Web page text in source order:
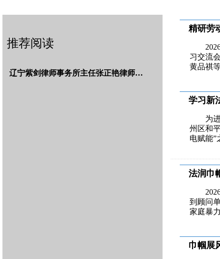
推荐阅读
辽宁紫剑律师事务所主任张正艳律师…
精研劳
习交流
黄品祺
学习新
为
州区和
电赋能”
法润巾
到顾问
家庭暴
巾帼展